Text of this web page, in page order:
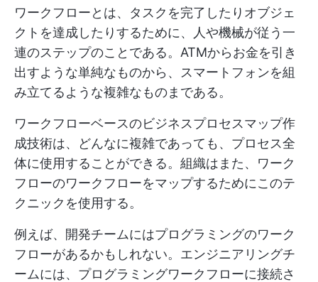
ワークフローとは、タスクを完了したりオブジェ
クトを達成したりするために、人や機械が従う一
連のステップのことである。ATMからお金を引き
出すような単純なものから、スマートフォンを組
み立てるような複雑なものまである。
ワークフローベースのビジネスプロセスマップ作
成技術は、どんなに複雑であっても、プロセス全
体に使用することができる。組織はまた、ワーク
フローのワークフローをマップするためにこのテ
クニックを使用する。
例えば、開発チームにはプログラミングのワーク
フローがあるかもしれない。エンジニアリングチ
ームには、プログラミングワークフローに接続さ